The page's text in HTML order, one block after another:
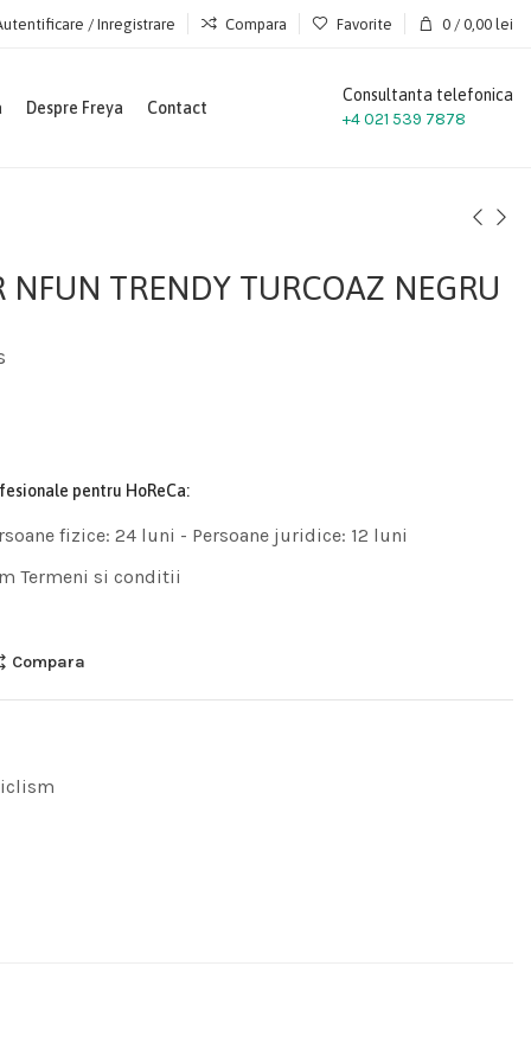
/ Inregistrare Compara Favorite 0 / 0,00 lei
Despre Freya Contact
Consultanta telefonica
+4 021 539 7878
NFUN TRENDY TURCOAZ NEGRU
pentru HoReCa:
fizice: 24 luni - Persoane juridice: 12 luni
Termeni si conditii
Compara